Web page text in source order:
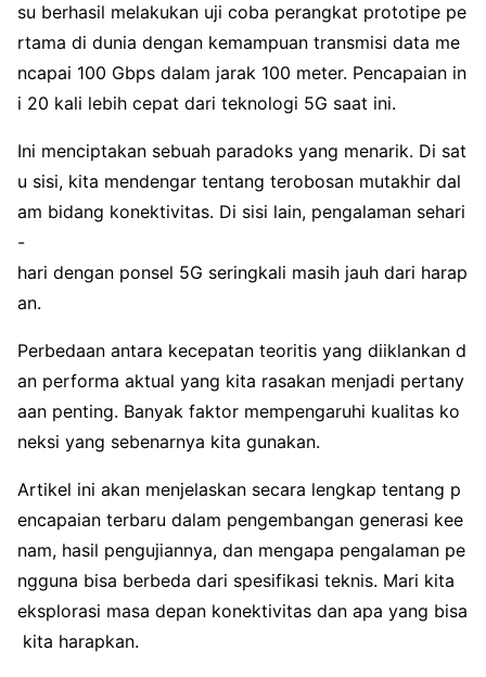
su berhasil melakukan uji coba perangkat prototipe pe
rtama di dunia dengan kemampuan transmisi data me
ncapai 100 Gbps dalam jarak 100 meter. Pencapaian in
i 20 kali lebih cepat dari teknologi 5G saat ini.
Ini menciptakan sebuah paradoks yang menarik. Di sat
u sisi, kita mendengar tentang terobosan mutakhir dal
am bidang konektivitas. Di sisi lain, pengalaman sehari
-
hari dengan ponsel 5G seringkali masih jauh dari harap
an.
Perbedaan antara kecepatan teoritis yang diiklankan d
an performa aktual yang kita rasakan menjadi pertany
aan penting. Banyak faktor mempengaruhi kualitas ko
neksi yang sebenarnya kita gunakan.
Artikel ini akan menjelaskan secara lengkap tentang p
encapaian terbaru dalam pengembangan generasi kee
nam, hasil pengujiannya, dan mengapa pengalaman pe
ngguna bisa berbeda dari spesifikasi teknis. Mari kita
eksplorasi masa depan konektivitas dan apa yang bisa
kita harapkan.